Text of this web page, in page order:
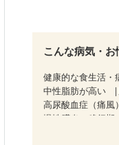
こんな病気・
健康的な食生活・
中性脂肪が高い
高尿酸血症（痛風）
慢性膵炎（移行期